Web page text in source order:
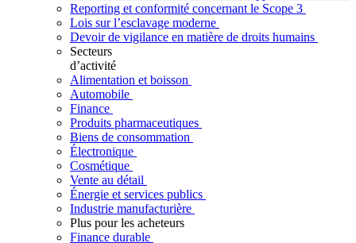
Reporting et conformité concernant le Scope 3
Lois sur l’esclavage moderne
Devoir de vigilance en matière de droits humains
Secteurs
d’activité
Alimentation et boisson
Automobile
Finance
Produits pharmaceutiques
Biens de consommation
Électronique
Cosmétique
Vente au détail
Énergie et services publics
Industrie manufacturière
Plus pour les acheteurs
Finance durable